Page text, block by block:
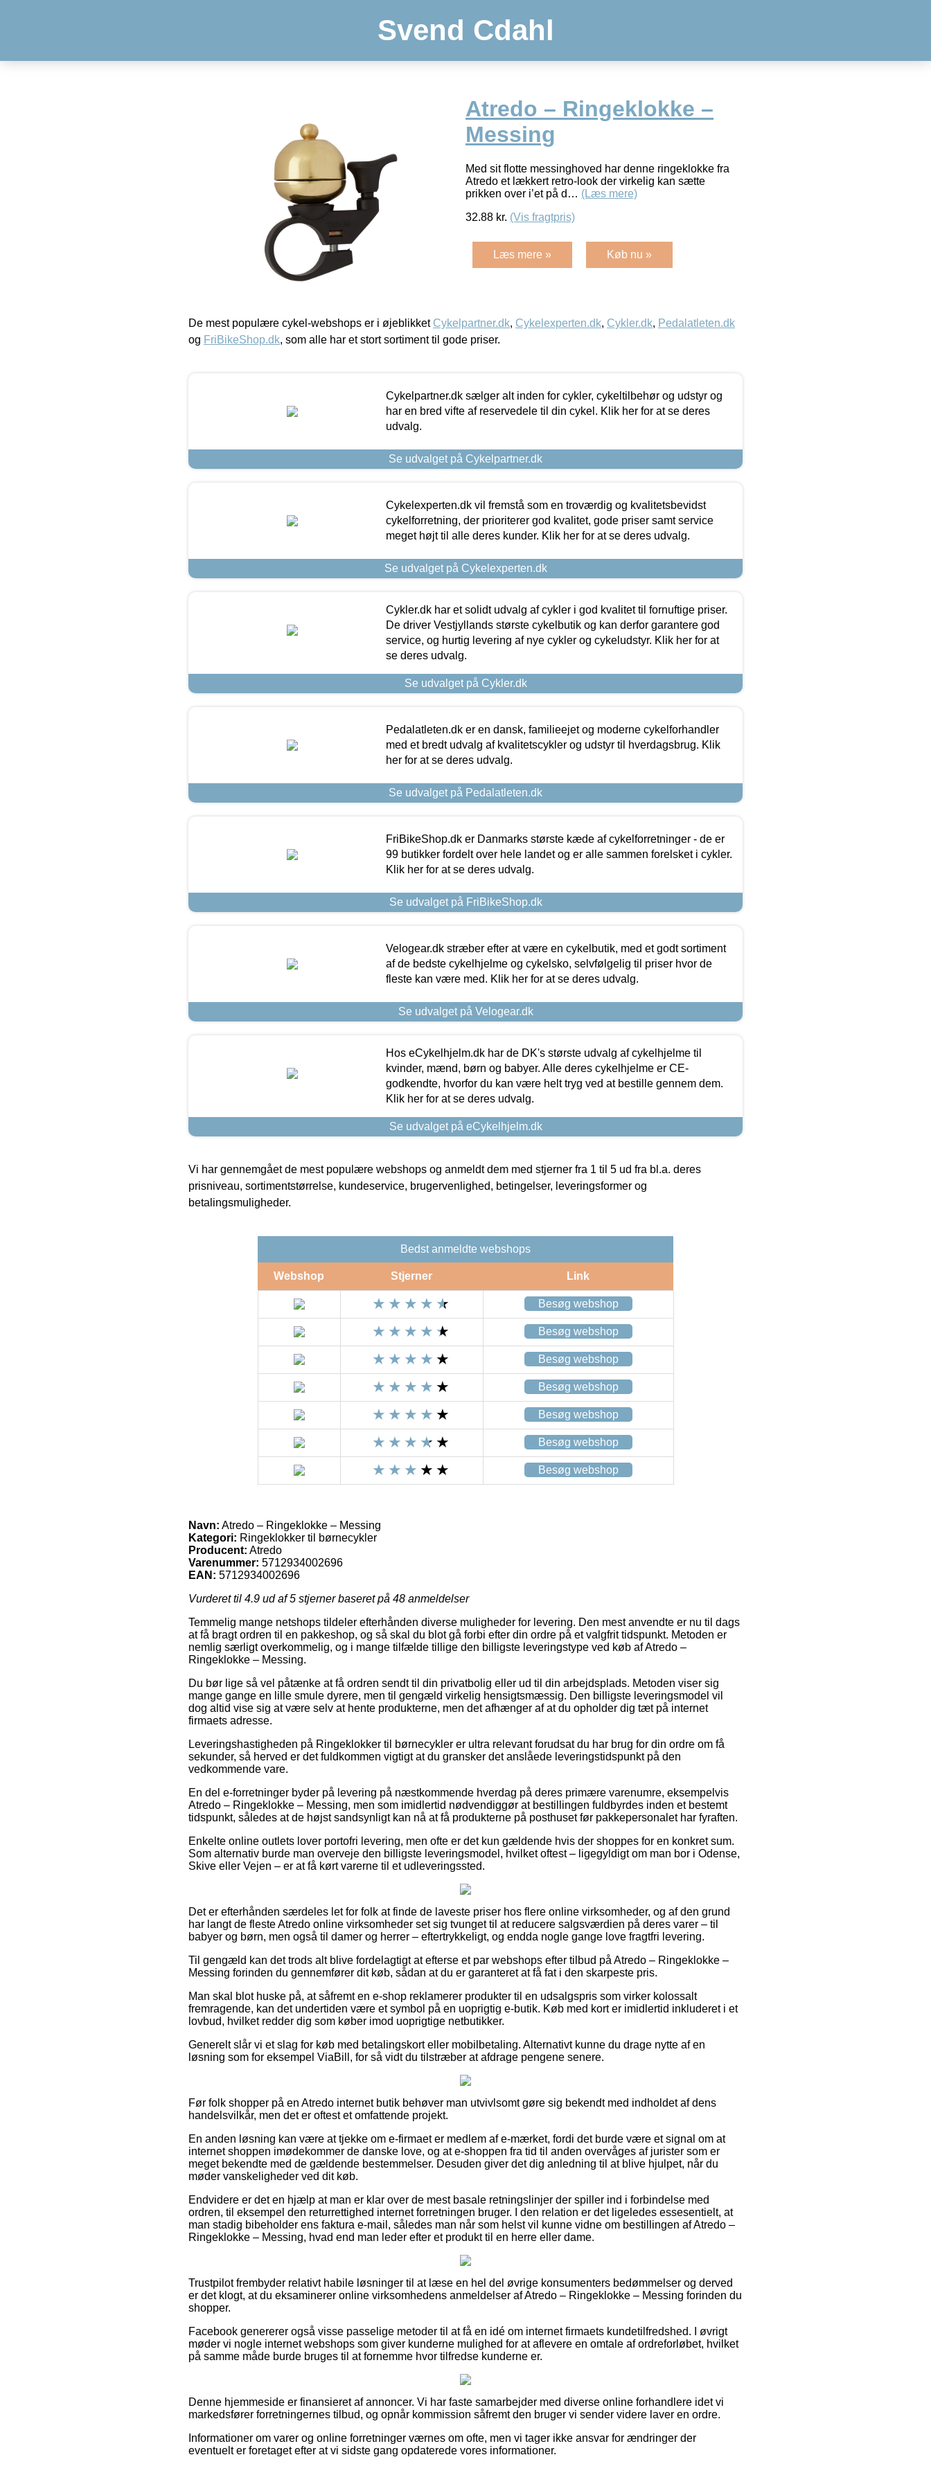
Svend Cdahl
Atredo – Ringeklokke –
Messing
Med sit flotte messinghoved har denne ringeklokke fra
Atredo et lækkert retro-look der virkelig kan sætte
prikken over i’et på d… (Læs mere)
32.88 kr. (Vis fragtpris)
Læs mere » Køb nu »
De mest populære cykel-webshops er i øjeblikket Cykelpartner.dk, Cykelexperten.dk, Cykler.dk, Pedalatleten.dk
og FriBikeShop.dk, som alle har et stort sortiment til gode priser.
Cykelpartner.dk sælger alt inden for cykler, cykeltilbehør og udstyr og
har en bred vifte af reservedele til din cykel. Klik her for at se deres
udvalg.
Se udvalget på Cykelpartner.dk
Cykelexperten.dk vil fremstå som en troværdig og kvalitetsbevidst
cykelforretning, der prioriterer god kvalitet, gode priser samt service
meget højt til alle deres kunder. Klik her for at se deres udvalg.
Se udvalget på Cykelexperten.dk
Cykler.dk har et solidt udvalg af cykler i god kvalitet til fornuftige priser.
De driver Vestjyllands største cykelbutik og kan derfor garantere god
service, og hurtig levering af nye cykler og cykeludstyr. Klik her for at
se deres udvalg.
Se udvalget på Cykler.dk
Pedalatleten.dk er en dansk, familieejet og moderne cykelforhandler
med et bredt udvalg af kvalitetscykler og udstyr til hverdagsbrug. Klik
her for at se deres udvalg.
Se udvalget på Pedalatleten.dk
FriBikeShop.dk er Danmarks største kæde af cykelforretninger - de er
99 butikker fordelt over hele landet og er alle sammen forelsket i cykler.
Klik her for at se deres udvalg.
Se udvalget på FriBikeShop.dk
Velogear.dk stræber efter at være en cykelbutik, med et godt sortiment
af de bedste cykelhjelme og cykelsko, selvfølgelig til priser hvor de
fleste kan være med. Klik her for at se deres udvalg.
Se udvalget på Velogear.dk
Hos eCykelhjelm.dk har de DK's største udvalg af cykelhjelme til
kvinder, mænd, børn og babyer. Alle deres cykelhjelme er CE-
godkendte, hvorfor du kan være helt tryg ved at bestille gennem dem.
Klik her for at se deres udvalg.
Se udvalget på eCykelhjelm.dk
Vi har gennemgået de mest populære webshops og anmeldt dem med stjerner fra 1 til 5 ud fra bl.a. deres
prisniveau, sortimentstørrelse, kundeservice, brugervenlighed, betingelser, leveringsformer og
betalingsmuligheder.
Bedst anmeldte webshops
Webshop Stjerner Link
Besøg webshop
Besøg webshop
Besøg webshop
Besøg webshop
Besøg webshop
Besøg webshop
Besøg webshop
Navn: Atredo – Ringeklokke – Messing
Kategori: Ringeklokker til børnecykler
Producent: Atredo
Varenummer: 5712934002696
EAN: 5712934002696
Vurderet til 4.9 ud af 5 stjerner baseret på 48 anmeldelser
Temmelig mange netshops tildeler efterhånden diverse muligheder for levering. Den mest anvendte er nu til dags
at få bragt ordren til en pakkeshop, og så skal du blot gå forbi efter din ordre på et valgfrit tidspunkt. Metoden er
nemlig særligt overkommelig, og i mange tilfælde tillige den billigste leveringstype ved køb af Atredo –
Ringeklokke – Messing.
Du bør lige så vel påtænke at få ordren sendt til din privatbolig eller ud til din arbejdsplads. Metoden viser sig
mange gange en lille smule dyrere, men til gengæld virkelig hensigtsmæssig. Den billigste leveringsmodel vil
dog altid vise sig at være selv at hente produkterne, men det afhænger af at du opholder dig tæt på internet
firmaets adresse.
Leveringshastigheden på Ringeklokker til børnecykler er ultra relevant forudsat du har brug for din ordre om få
sekunder, så herved er det fuldkommen vigtigt at du gransker det anslåede leveringstidspunkt på den
vedkommende vare.
En del e-forretninger byder på levering på næstkommende hverdag på deres primære varenumre, eksempelvis
Atredo – Ringeklokke – Messing, men som imidlertid nødvendiggør at bestillingen fuldbyrdes inden et bestemt
tidspunkt, således at de højst sandsynligt kan nå at få produkterne på posthuset før pakkepersonalet har fyraften.
Enkelte online outlets lover portofri levering, men ofte er det kun gældende hvis der shoppes for en konkret sum.
Som alternativ burde man overveje den billigste leveringsmodel, hvilket oftest – ligegyldigt om man bor i Odense,
Skive eller Vejen – er at få kørt varerne til et udleveringssted.
Det er efterhånden særdeles let for folk at finde de laveste priser hos flere online virksomheder, og af den grund
har langt de fleste Atredo online virksomheder set sig tvunget til at reducere salgsværdien på deres varer – til
babyer og børn, men også til damer og herrer – eftertrykkeligt, og endda nogle gange love fragtfri levering.
Til gengæld kan det trods alt blive fordelagtigt at efterse et par webshops efter tilbud på Atredo – Ringeklokke –
Messing forinden du gennemfører dit køb, sådan at du er garanteret at få fat i den skarpeste pris.
Man skal blot huske på, at såfremt en e-shop reklamerer produkter til en udsalgspris som virker kolossalt
fremragende, kan det undertiden være et symbol på en uoprigtig e-butik. Køb med kort er imidlertid inkluderet i et
lovbud, hvilket redder dig som køber imod uoprigtige netbutikker.
Generelt slår vi et slag for køb med betalingskort eller mobilbetaling. Alternativt kunne du drage nytte af en
løsning som for eksempel ViaBill, for så vidt du tilstræber at afdrage pengene senere.
Før folk shopper på en Atredo internet butik behøver man utvivlsomt gøre sig bekendt med indholdet af dens
handelsvilkår, men det er oftest et omfattende projekt.
En anden løsning kan være at tjekke om e-firmaet er medlem af e-mærket, fordi det burde være et signal om at
internet shoppen imødekommer de danske love, og at e-shoppen fra tid til anden overvåges af jurister som er
meget bekendte med de gældende bestemmelser. Desuden giver det dig anledning til at blive hjulpet, når du
møder vanskeligheder ved dit køb.
Endvidere er det en hjælp at man er klar over de mest basale retningslinjer der spiller ind i forbindelse med
ordren, til eksempel den returrettighed internet forretningen bruger. I den relation er det ligeledes essesentielt, at
man stadig bibeholder ens faktura e-mail, således man når som helst vil kunne vidne om bestillingen af Atredo –
Ringeklokke – Messing, hvad end man leder efter et produkt til en herre eller dame.
Trustpilot frembyder relativt habile løsninger til at læse en hel del øvrige konsumenters bedømmelser og derved
er det klogt, at du eksaminerer online virksomhedens anmeldelser af Atredo – Ringeklokke – Messing forinden du
shopper.
Facebook genererer også visse passelige metoder til at få en idé om internet firmaets kundetilfredshed. I øvrigt
møder vi nogle internet webshops som giver kunderne mulighed for at aflevere en omtale af ordreforløbet, hvilket
på samme måde burde bruges til at fornemme hvor tilfredse kunderne er.
Denne hjemmeside er finansieret af annoncer. Vi har faste samarbejder med diverse online forhandlere idet vi
markedsfører forretningernes tilbud, og opnår kommission såfremt den bruger vi sender videre laver en ordre.
Informationer om varer og online forretninger værnes om ofte, men vi tager ikke ansvar for ændringer der
eventuelt er foretaget efter at vi sidste gang opdaterede vores informationer.